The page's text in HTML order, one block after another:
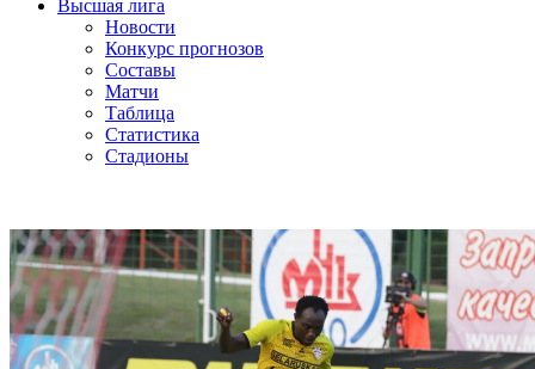
Высшая лига
Новости
Конкурс прогнозов
Составы
Матчи
Таблица
Статистика
Стадионы